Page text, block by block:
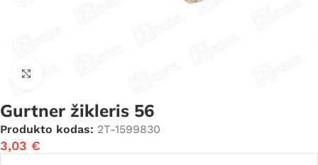
Gurtner žikleris 56
Produkto kodas: 2T-1599830
3,03 €